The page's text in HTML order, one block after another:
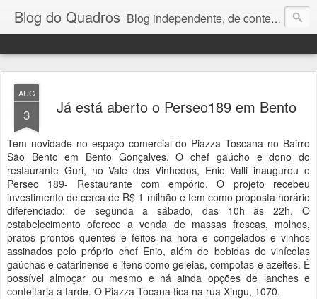
Blog do Quadros Blog independente, de conteúdo noticioso, com foco em economia, negócios, política e atualidades. e-mail do editor: chquadros2@gmail.com
AUG
3 Já está aberto o Perseo189 em Bento
Tem novidade no espaço comercial do Piazza Toscana no Bairro
São Bento em Bento Gonçalves. O chef gaúcho e dono do
restaurante Guri, no Vale dos Vinhedos, Enio Valli inaugurou o
Perseo 189- Restaurante com empório. O projeto recebeu
investimento de cerca de R$ 1 milhão e tem como proposta horário
diferenciado: de segunda a sábado, das 10h às 22h. O
estabelecimento oferece a venda de massas frescas, molhos,
pratos prontos quentes e feitos na hora e congelados e vinhos
assinados pelo próprio chef Enio, além de bebidas de vinícolas
gaúchas e catarinense e itens como geleias, compotas e azeites. É
possível almoçar ou mesmo e há ainda opções de lanches e
confeitaria à tarde. O Piazza Tocana fica na rua Xingu, 1070.